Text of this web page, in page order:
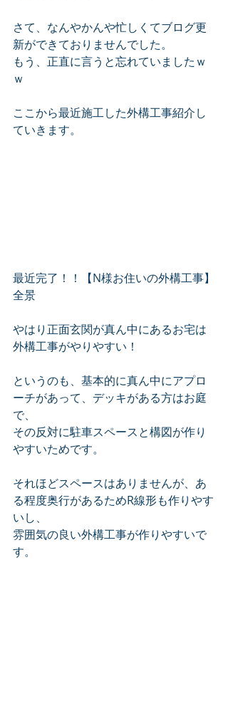
さて、なんやかんや忙しくてブログ更
新ができておりませんでした。
もう、正直に言うと忘れていましたｗ
ｗ
ここから最近施工した外構工事紹介し
ていきます。
最近完了！！【N様お住いの外構工事】
全景
やはり正面玄関が真ん中にあるお宅は
外構工事がやりやすい！
というのも、基本的に真ん中にアプロ
ーチがあって、デッキがある方はお庭
で、
その反対に駐車スペースと構図が作り
やすいためです。
それほどスペースはありませんが、あ
る程度奥行があるためR線形も作りやす
いし、
雰囲気の良い外構工事が作りやすいで
す。